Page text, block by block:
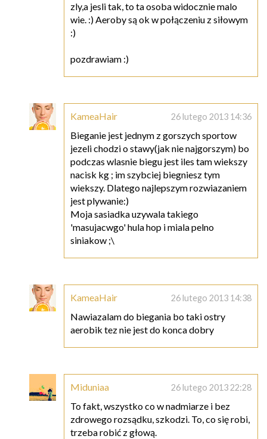
zly,a jesli tak, to ta osoba widocznie malo
wie. :) Aeroby są ok w połączeniu z siłowym
:)
pozdrawiam :)
KameaHair 26 lutego 2013 14:36
Bieganie jest jednym z gorszych sportow
jezeli chodzi o stawy(jak nie najgorszym) bo
podczas wlasnie biegu jest iles tam wiekszy
nacisk kg ; im szybciej biegniesz tym
wiekszy. Dlatego najlepszym rozwiazaniem
jest plywanie:)
Moja sasiadka uzywala takiego
'masujacwgo' hula hop i miala pelno
siniakow ;\
KameaHair 26 lutego 2013 14:38
Nawiazalam do biegania bo taki ostry
aerobik tez nie jest do konca dobry
Miduniaa 26 lutego 2013 22:28
To fakt, wszystko co w nadmiarze i bez
zdrowego rozsądku, szkodzi. To, co się robi,
trzeba robić z głową.